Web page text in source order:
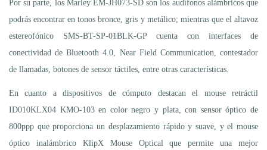
Por su parte, los Marley EM-JH073-SD son los audífonos alámbricos que
podrás encontrar en tonos bronce, gris y metálico; mientras que el altavoz
estereofónico SMS-BT-SP-01BLK-GP cuenta con interfaces de
conectividad de Bluetooth 4.0, Near Field Communication, contestador
de llamadas, botones de sensor táctiles, entre otras características.
En cuanto a dispositivos de cómputo destacan el mouse retráctil
ID010KLX04 KMO-103 en color negro y plata, con sensor óptico de
800ppp que proporciona un desplazamiento rápido y suave, y el mouse
óptico inalámbrico KlipX Mouse Optical que permite una mejor